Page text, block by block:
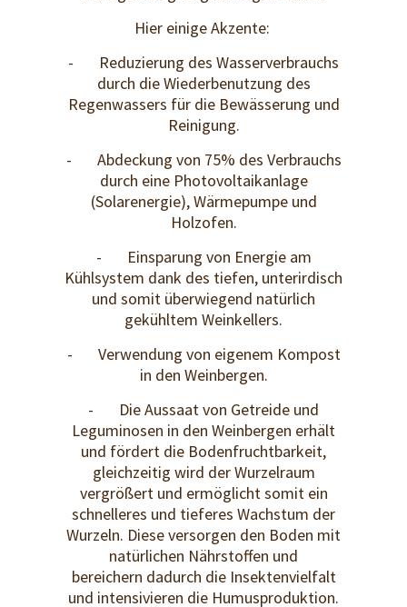
Hier einige Akzente:
- Reduzierung des Wasserverbrauchs
durch die Wiederbenutzung des
Regenwassers für die Bewässerung und
Reinigung.
- Abdeckung von 75% des Verbrauchs
durch eine Photovoltaikanlage
(Solarenergie), Wärmepumpe und
Holzofen.
- Einsparung von Energie am
Kühlsystem dank des tiefen, unterirdisch
und somit überwiegend natürlich
gekühltem Weinkellers.
- Verwendung von eigenem Kompost
in den Weinbergen.
- Die Aussaat von Getreide und
Leguminosen in den Weinbergen erhält
und fördert die Bodenfruchtbarkeit,
gleichzeitig wird der Wurzelraum
vergrößert und ermöglicht somit ein
schnelleres und tieferes Wachstum der
Wurzeln. Diese versorgen den Boden mit
natürlichen Nährstoffen und
bereichern dadurch die Insektenvielfalt
und intensivieren die Humusproduktion.